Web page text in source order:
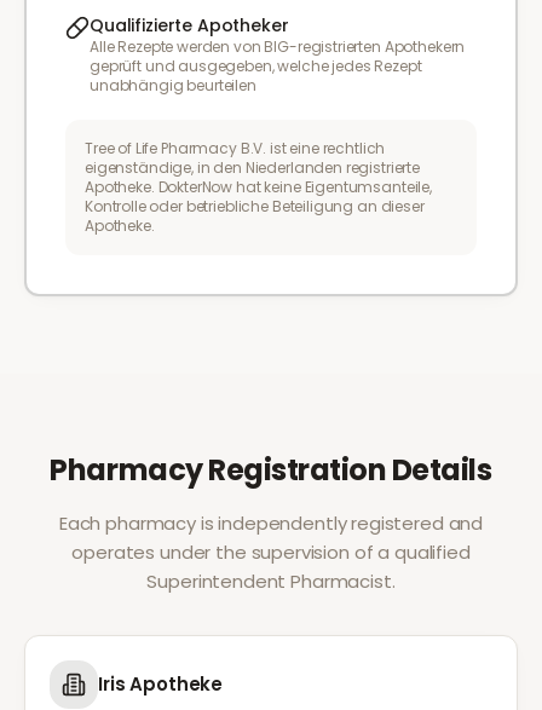
Qualifizierte Apotheker
Alle Rezepte werden von BIG-registrierten Apothekern
geprüft und ausgegeben, welche jedes Rezept
unabhängig beurteilen
Tree of Life Pharmacy B.V. ist eine rechtlich
eigenständige, in den Niederlanden registrierte
Apotheke. DokterNow hat keine Eigentumsanteile,
Kontrolle oder betriebliche Beteiligung an dieser
Apotheke.
Pharmacy Registration Details
Each pharmacy is independently registered and
operates under the supervision of a qualified
Superintendent Pharmacist.
Iris Apotheke